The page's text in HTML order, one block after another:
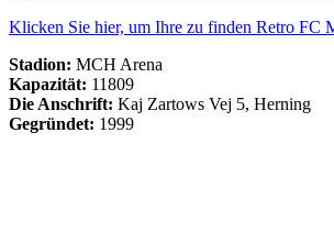
Klicken Sie hier, um Ihre zu finden Retro FC
Stadion: MCH Arena
Kapazität: 11809
Die Anschrift: Kaj Zartows Vej 5, Herning
Gegründet: 1999